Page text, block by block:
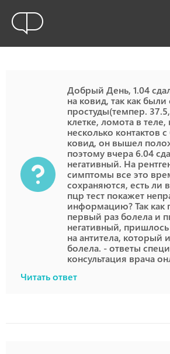
Добрый День, 1.04
на ковид, так как
простуды(темпер.
клетке, ломота в
несколько контактов
ковид, он вышел
поэтому вчера 6.04
негативный. На
симптомы все это
сохраняются, есть ли
пцр тест покажет
информацию? Так как
первый раз болела и
негативный, пришлось
на антитела, который
болела. - ответы
консультация врача
Читать ответ